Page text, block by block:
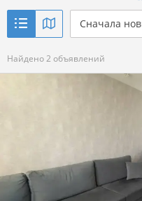
р.
Сначала
Найдено 2 объявлений